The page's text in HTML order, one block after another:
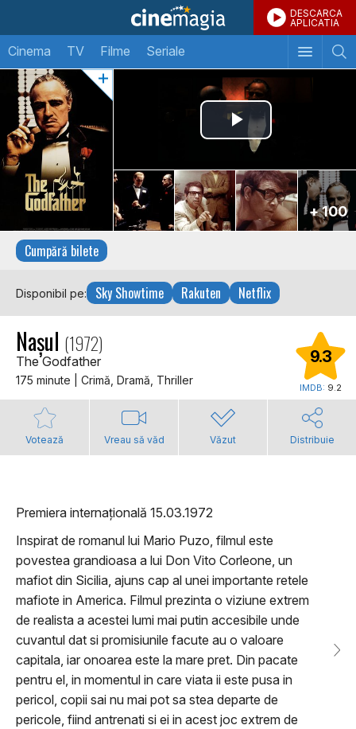
DESCARCA
APLICATIA
Cinema TV Filme Seriale
+ 100
Cumpără bilete
Disponibil pe: Sky Showtime Rakuten Netflix
Nașul (1972)
The Godfather
175 minute | Crimă, Dramă, Thriller
9.3
IMDB: 9.2
Votează Vreau să văd Văzut Distribuie
Premiera internațională 15.03.1972
Inspirat de romanul lui Mario Puzo, filmul este
povestea grandioasa a lui Don Vito Corleone, un
mafiot din Sicilia, ajuns cap al unei importante retele
mafiote in America. Filmul prezinta o viziune extrem
de realista a acestei lumi mai putin accesibile unde
cuvantul dat si promisiunile facute au o valoare
capitala, iar onoarea este la mare pret. Din pacate
pentru el, in momentul in care viata ii este pusa in
pericol, copii sai nu mai pot sa stea departe de
pericole, fiind antrenati si ei in acest joc extrem de